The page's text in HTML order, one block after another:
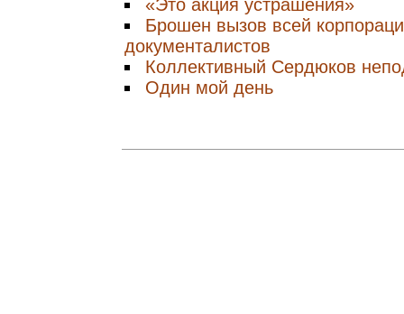
«Это акция устрашения»
Брошен вызов всей
документалистов
Коллективный Сердюков
Один мой день